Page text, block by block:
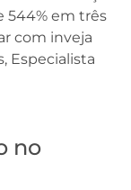
544% em três
com inveja
Especialista
no